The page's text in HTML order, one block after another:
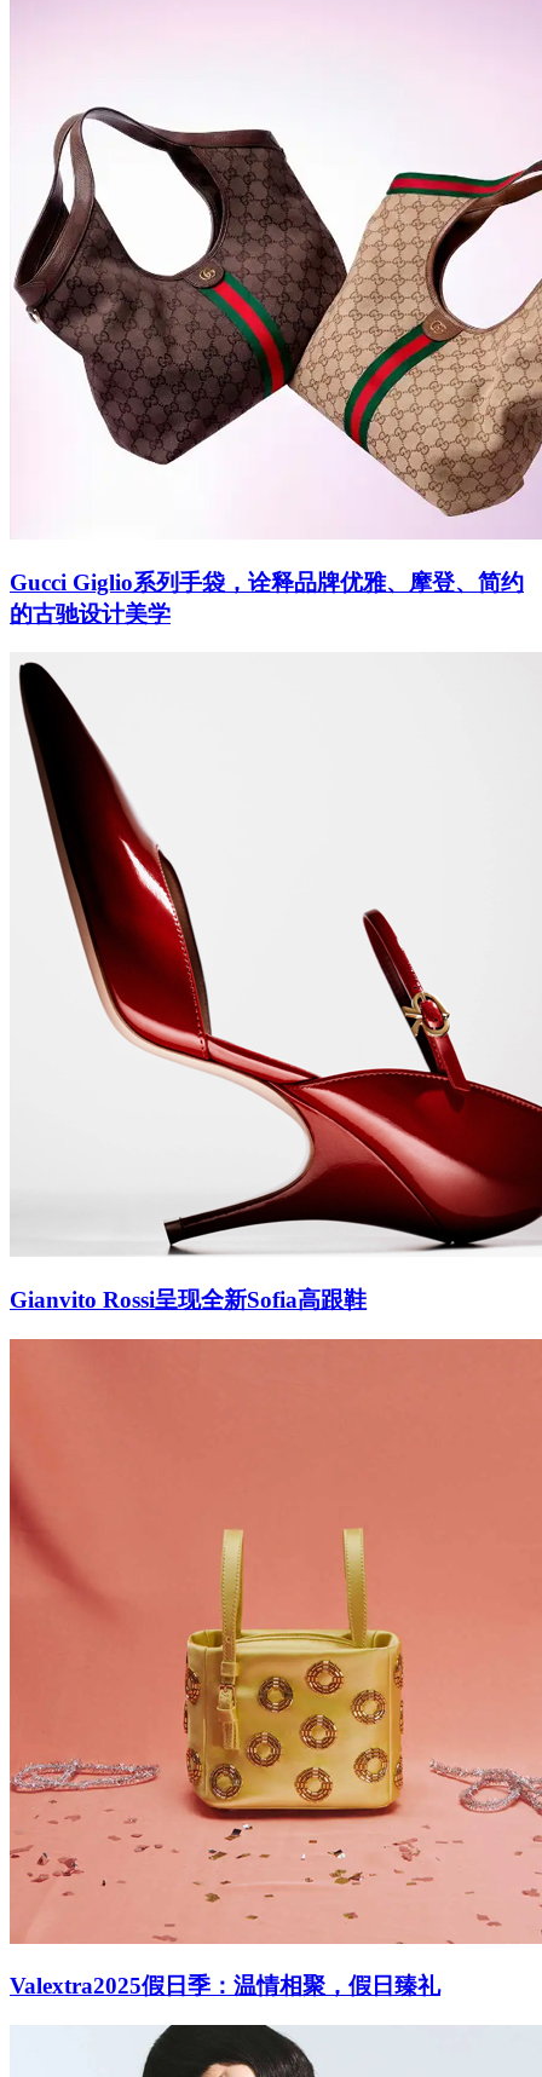
Gucci Giglio系列手袋，诠释品牌优雅、摩登、简约
的古驰设计美学
Gianvito Rossi呈现全新Sofia高跟鞋
Valextra2025假日季：温情相聚，假日臻礼